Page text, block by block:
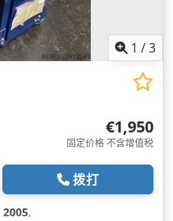
1 /3
€1,950
固定价格 不含增值税
拨打
2005,